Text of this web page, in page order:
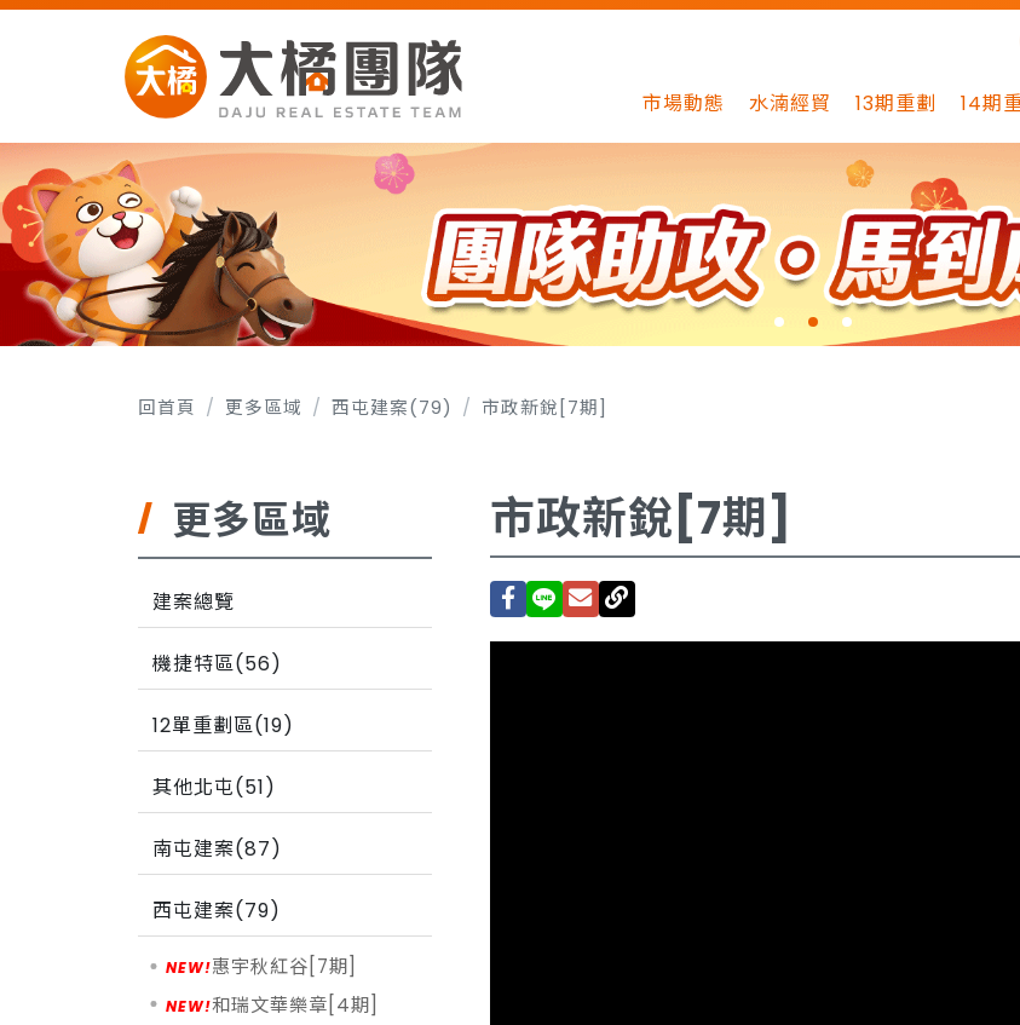
市場動態 水湳經貿 13期重劃 14期
回首頁 更多區域 西屯建案(79) 市政新銳[7期]
更多區域
建案總覽
機捷特區(56)
12單重劃區(19)
其他北屯(51)
南屯建案(87)
西屯建案(79)
惠宇秋紅谷[7期]
和瑞文華樂章[4期]
市政新銳[7期]